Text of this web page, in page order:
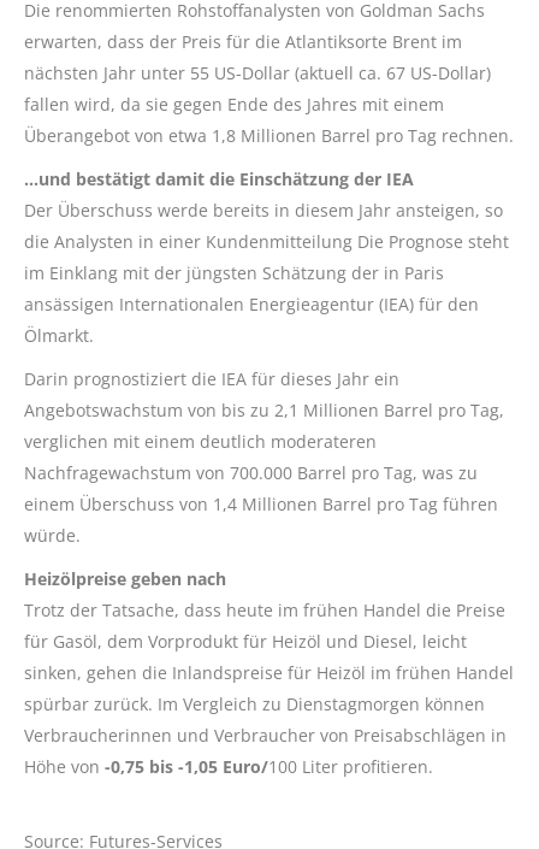
Die renommierten Rohstoffanalysten von Goldman Sachs
erwarten, dass der Preis für die Atlantiksorte Brent im
nächsten Jahr unter 55 US-Dollar (aktuell ca. 67 US-Dollar)
fallen wird, da sie gegen Ende des Jahres mit einem
Überangebot von etwa 1,8 Millionen Barrel pro Tag rechnen.
…und bestätigt damit die Einschätzung der IEA
Der Überschuss werde bereits in diesem Jahr ansteigen, so
die Analysten in einer Kundenmitteilung Die Prognose steht
im Einklang mit der jüngsten Schätzung der in Paris
ansässigen Internationalen Energieagentur (IEA) für den
Ölmarkt.
Darin prognostiziert die IEA für dieses Jahr ein
Angebotswachstum von bis zu 2,1 Millionen Barrel pro Tag,
verglichen mit einem deutlich moderateren
Nachfragewachstum von 700.000 Barrel pro Tag, was zu
einem Überschuss von 1,4 Millionen Barrel pro Tag führen
würde.
Heizölpreise geben nach
Trotz der Tatsache, dass heute im frühen Handel die Preise
für Gasöl, dem Vorprodukt für Heizöl und Diesel, leicht
sinken, gehen die Inlandspreise für Heizöl im frühen Handel
spürbar zurück. Im Vergleich zu Dienstagmorgen können
Verbraucherinnen und Verbraucher von Preisabschlägen in
Höhe von -0,75 bis -1,05 Euro/100 Liter profitieren.
Source: Futures-Services